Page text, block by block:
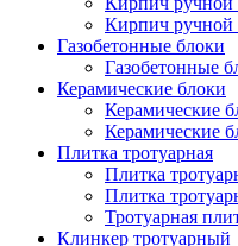
Кирпич
Газобетонные блоки
Газобетонные
Керамические блоки
Керамические
Керамические
Плитка тротуарная
Плитка
Плитка
Тротуарная
Клинкер тротуарный